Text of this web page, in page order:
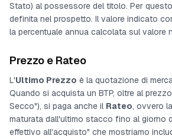
Stato) al possessore del titolo. Per
definita nel prospetto. Il valore indicato
la percentuale annua calcolata sul valore
Prezzo e Rateo
L'Ultimo Prezzo è la quotazione di
Quando si acquista un BTP, oltre al
Secco"), si paga anche il Rateo, ovvero
maturata dall'ultimo stacco fino al giorno
effettivo all'acquisto" che mostriamo